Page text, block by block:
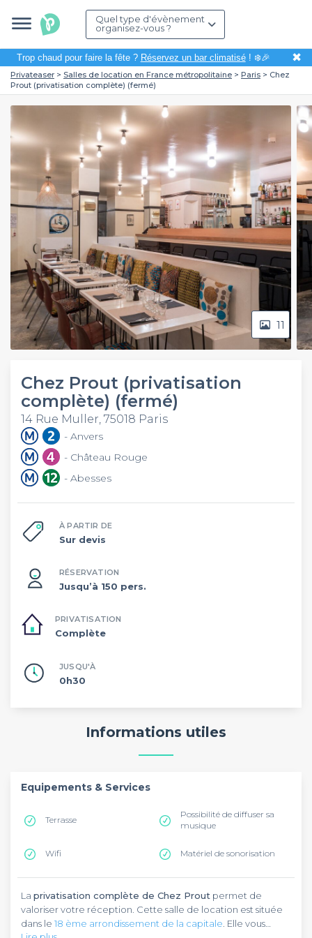
Quel type d'évènement
organisez-vous ?
Trop chaud pour faire la fête ? Réservez un bar climatisé! ❄️🎉 ✖
Privateaser Salles de location en France métropolitaine Paris
Chez
Prout (privatisation complète) (fermé)
11
Chez Prout (privatisation
complète) (fermé)
14 Rue Muller, 75018 Paris
- Anvers
- Château Rouge
- Abesses
À PARTIR DE
Sur devis
RÉSERVATION
Jusqu’à 150 pers.
PRIVATISATION
Complète
JUSQU'À
0h30
Informations utiles
Equipements & Services
Terrasse
Possibilité de diffuser sa
musique
Wifi Matériel de sonorisation
La privatisation complète de Chez Prout permet de
valoriser votre réception. Cette salle de location est située
dans le 18 ème arrondissement de la capitale . Elle vous